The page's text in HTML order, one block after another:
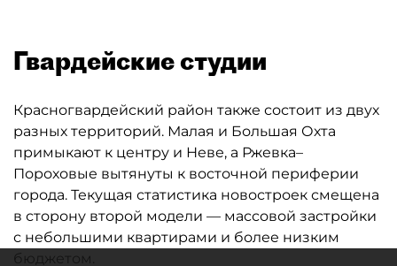
Гвардейские студии
Красногвардейский район также состоит из двух
разных территорий. Малая и Большая Охта
примыкают к центру и Неве, а Ржевка–
Пороховые вытянуты к восточной периферии
города. Текущая статистика новостроек смещена
в сторону второй модели — массовой застройки
с небольшими квартирами и более низким
бюджетом.